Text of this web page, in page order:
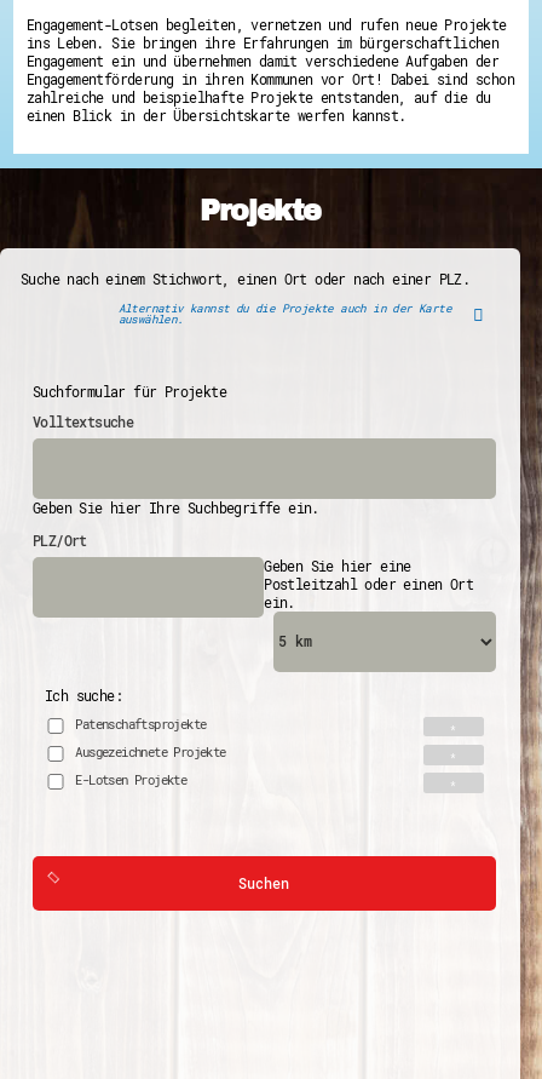
Engagement-Lotsen begleiten, vernetzen und rufen neue Projekte
ins Leben. Sie bringen ihre Erfahrungen im bürgerschaftlichen
Engagement ein und übernehmen damit verschiedene Aufgaben der
Engagementförderung in ihren Kommunen vor Ort! Dabei sind schon
zahlreiche und beispielhafte Projekte entstanden, auf die du
einen Blick in der Übersichtskarte werfen kannst.
Projekte
Suche nach einem Stichwort, einen Ort oder nach einer PLZ.
Alternativ kannst du die Projekte auch in der Karte
auswählen.
Suchformular für Projekte
Volltextsuche
Geben Sie hier Ihre Suchbegriffe ein.
PLZ/Ort
Geben Sie hier eine
Postleitzahl oder einen Ort
ein.
Ich suche:
Patenschaftsprojekte
Ausgezeichnete Projekte
E-Lotsen Projekte
Suchen